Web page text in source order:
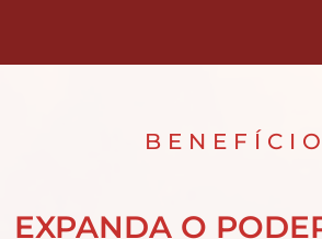
EXPANDA O